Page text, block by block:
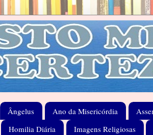
Ângelus Ano da Misericórdia
Homilia Diária Imagens Religiosas